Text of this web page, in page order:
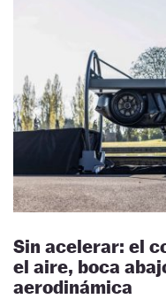
Sin acelerar: el
el aire, boca
aerodinámica